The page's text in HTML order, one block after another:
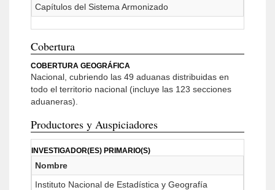
Capítulos del Sistema Armonizado
Cobertura
COBERTURA GEOGRÁFICA
Nacional, cubriendo las 49 aduanas distribuidas en
todo el territorio nacional (incluye las 123 secciones
aduaneras).
Productores y Auspiciadores
INVESTIGADOR(ES) PRIMARIO(S)
Nombre
Instituto Nacional de Estadística y Geografía